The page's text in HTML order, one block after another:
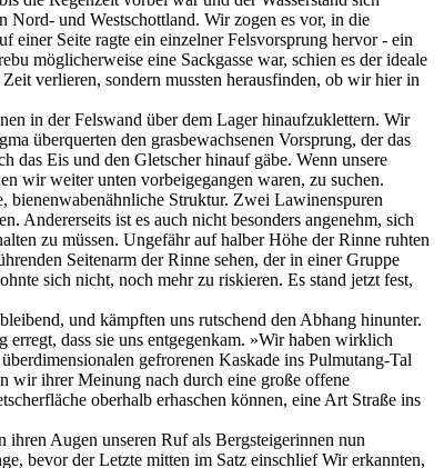
Nord- und Westschottland. Wir zogen es vor, in die
einer Seite ragte ein einzelner Felsvorsprung hervor - ein
möglicherweise eine Sackgasse war, schien es der ideale
verlieren, sondern mussten herausfinden, ob wir hier in
in der Felswand über dem Lager hinaufzuklettern. Wir
überquerten den grasbewachsenen Vorsprung, der das
das Eis und den Gletscher hinauf gäbe. Wenn unsere
wir weiter unten vorbeigegangen waren, zu suchen.
bienenwabenähnliche Struktur. Zwei Lawinenspuren
Andererseits ist es auch nicht besonders angenehm, sich
zu müssen. Ungefähr auf halber Höhe der Rinne ruhten
Seitenarm der Rinne sehen, der in einer Gruppe
sich nicht, noch mehr zu riskieren. Es stand jetzt fest,
und kämpften uns rutschend den Abhang hinunter.
dass sie uns entgegenkam. »Wir haben wirklich
gefrorenen Kaskade ins Pulmutang-Tal
wir ihrer Meinung nach durch eine große offene
oberhalb erhaschen können, eine Art Straße ins
Augen unseren Ruf als Bergsteigerinnen nun
bevor der Letzte mitten im Satz einschlief Wir erkannten,